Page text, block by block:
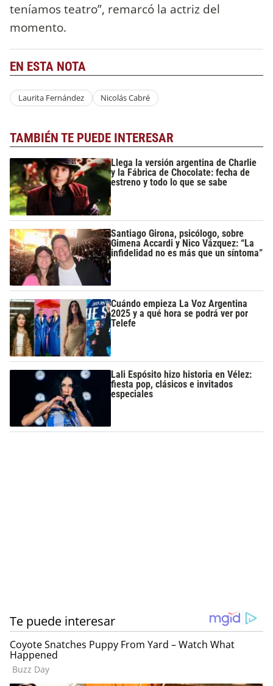
teníamos teatro”, remarcó la actriz del
momento.
EN ESTA NOTA
Laurita Fernández Nicolás Cabré
TAMBIÉN TE PUEDE INTERESAR
Llega la versión argentina de Charlie
y la Fábrica de Chocolate: fecha de
estreno y todo lo que se sabe
Santiago Girona, psicólogo, sobre
Gimena Accardi y Nico Vázquez: “La
infidelidad no es más que un síntoma”
Cuándo empieza La Voz Argentina
2025 y a qué hora se podrá ver por
Telefe
Lali Espósito hizo historia en Vélez:
fiesta pop, clásicos e invitados
especiales